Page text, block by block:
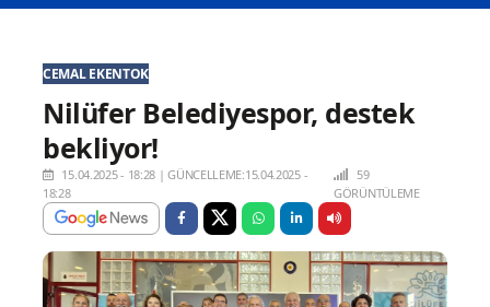
CEMAL EKENTOK
Nilüfer Belediyespor, destek
bekliyor!
15.04.2025 - 18:28 |GÜNCELLEME:15.04.2025 -
18:28
59
GÖRÜNTÜLEME